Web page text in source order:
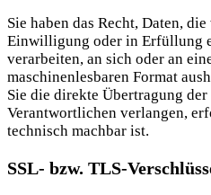
Sie haben das Recht, Daten,
Einwilligung oder in Erfüllung
verarbeiten, an sich oder an
maschinenlesbaren Format
Sie die direkte Übertragung
Verantwortlichen verlangen,
technisch machbar ist.
SSL- bzw. TLS-